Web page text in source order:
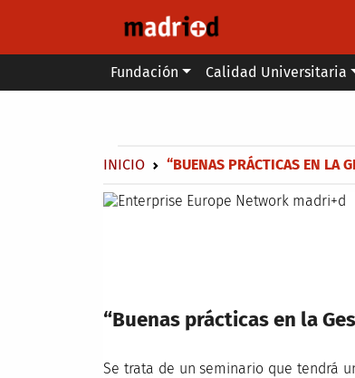
Main menu
Fundación Calidad Universitaria
Sobrescribir enlaces de
INICIO “BUENAS PRÁCTICAS EN LA
“Buenas prácticas en la
Se trata de un seminario que tendrá